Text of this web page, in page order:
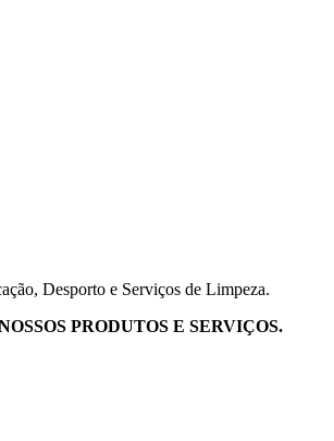
Desporto e Serviços de Limpeza.
PRODUTOS E SERVIÇOS.